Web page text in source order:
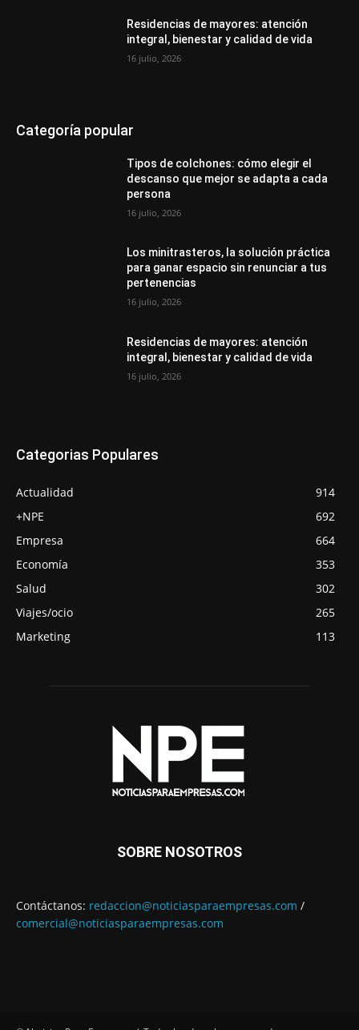
Residencias de mayores: atención
integral, bienestar y calidad de vida
16 julio, 2026
Categoría popular
Tipos de colchones: cómo elegir el
descanso que mejor se adapta a cada
persona
16 julio, 2026
Los minitrasteros, la solución práctica
para ganar espacio sin renunciar a tus
pertenencias
16 julio, 2026
Residencias de mayores: atención
integral, bienestar y calidad de vida
16 julio, 2026
Categorias Populares
Actualidad
914
+NPE
692
Empresa
664
Economía
353
Salud
302
Viajes/ocio
265
Marketing
113
SOBRE NOSOTROS
Contáctanos: redaccion@noticiasparaempresas.com /
comercial@noticiasparaempresas.com